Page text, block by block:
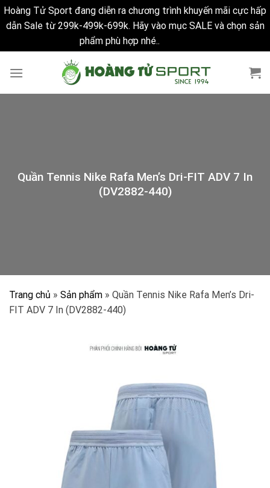
Hoàng Tử Sport đang diễn ra chương trình khuyến mãi cực hấp
dẫn Sale từ 299k-499k-699k. Hãy vào mục SALE và chọn sản
phẩm phù hợp nhé..
Quần Tennis Nike Rafa Men’s Dri-FIT ADV 7 In
(DV2882-440)
Trang chủ » Sản phẩm » Quần Tennis Nike Rafa Men’s Dri-
FIT ADV 7 In (DV2882-440)